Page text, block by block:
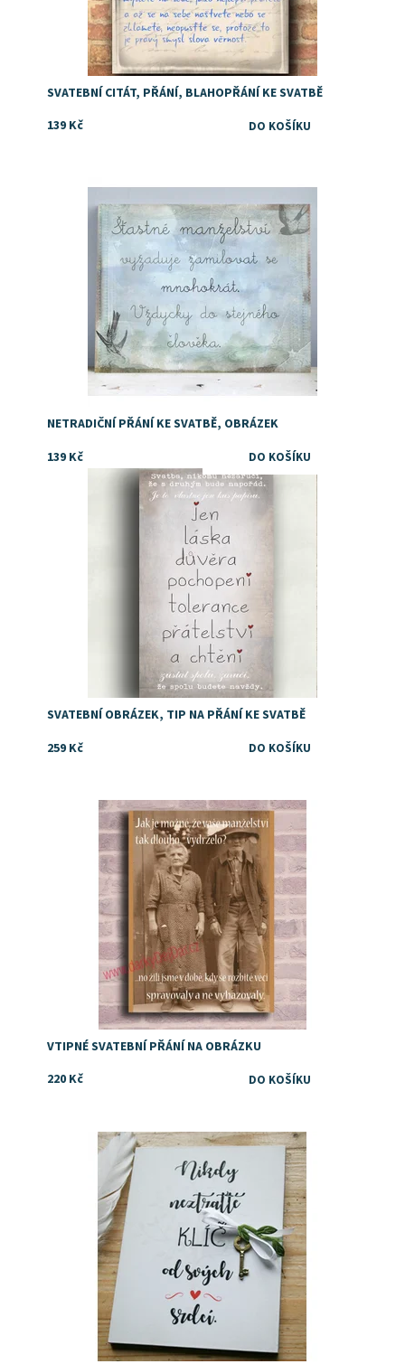
SVATEBNÍ CITÁT, PŘÁNÍ, BLAHOPŘÁNÍ KE SVATBĚ
139 Kč
Dostupnost: Skladem
NETRADIČNÍ PŘÁNÍ KE SVATBĚ, OBRÁZEK
139 Kč
Dostupnost:
Skladem
SVATEBNÍ OBRÁZEK, TIP NA PŘÁNÍ KE SVATBĚ
259 Kč
Dostupnost: Skladem
VTIPNÉ SVATEBNÍ PŘÁNÍ NA OBRÁZKU
220 Kč
Blahopřání ke svatbě, které jinde nekoupíte!
Dostupnost:
Skladem